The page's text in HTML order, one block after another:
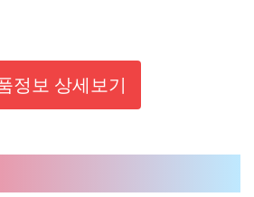
정보 상세보기